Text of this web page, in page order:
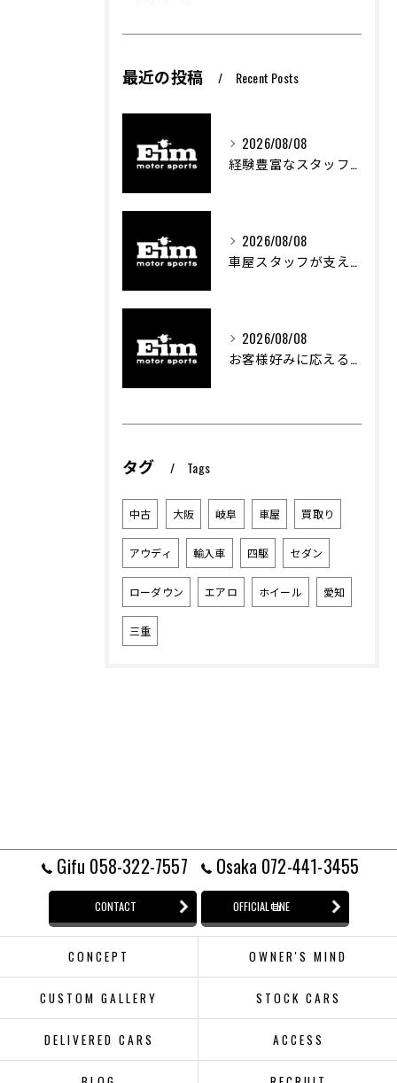
最近の投稿 Recent Posts
2026/08/08
経験豊富なスタッフが創る車屋の魅力と技術
2026/08/08
車屋スタッフが支える車両カスタムの魅力と技術進化
2026/08/08
お客様好みに応える中古車選びのポイント
タグ Tags
中古 大阪 岐阜 車屋 買取り
アウディ 輸入車 四駆 セダン
ローダウン エアロ ホイール 愛知
三重
Gifu 058-322-7557 Osaka 072-441-3455
CONTACT OFFICIAL LINE
CONCEPT OWNER'S MIND
CUSTOM GALLERY STOCK CARS
DELIVERED CARS ACCESS